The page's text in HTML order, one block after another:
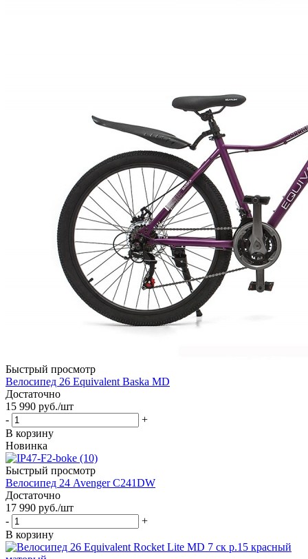
Быстрый просмотр
Велосипед 26 Equivalent Baska MD
Достаточно
15 990 руб./шт
-
+
В корзину
Новинка
Быстрый просмотр
Велосипед 24 Avenger C241DW
Достаточно
17 990 руб./шт
-
+
В корзину